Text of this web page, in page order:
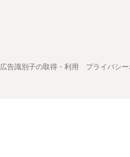
広告識別子の取得・利用 プライバシ